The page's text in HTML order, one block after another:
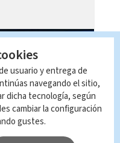
usuario y entrega de
navegando el sitio,
dicha tecnología, según
cambiar la configuración
gustes.